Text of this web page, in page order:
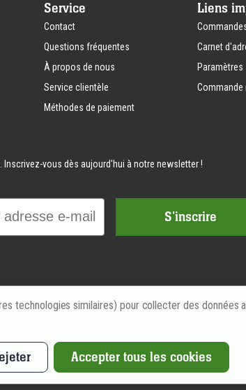
Service
Contact
Questions fréquentes
À propos de nous
Service clientèle
Méthodes de paiement
Liens
Carnet
Paramètres
Commande
vous dès aujourd'hui à notre newsletter !
S'inscrire
de
technologies similaires) pour collecter des données
Accepter tous les cookies